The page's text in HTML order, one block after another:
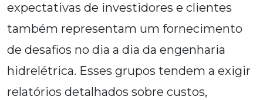
expectativas de investidores e clientes
também representam um fornecimento
de desafios no dia a dia da engenharia
hidrelétrica. Esses grupos tendem a exigir
relatórios detalhados sobre custos,